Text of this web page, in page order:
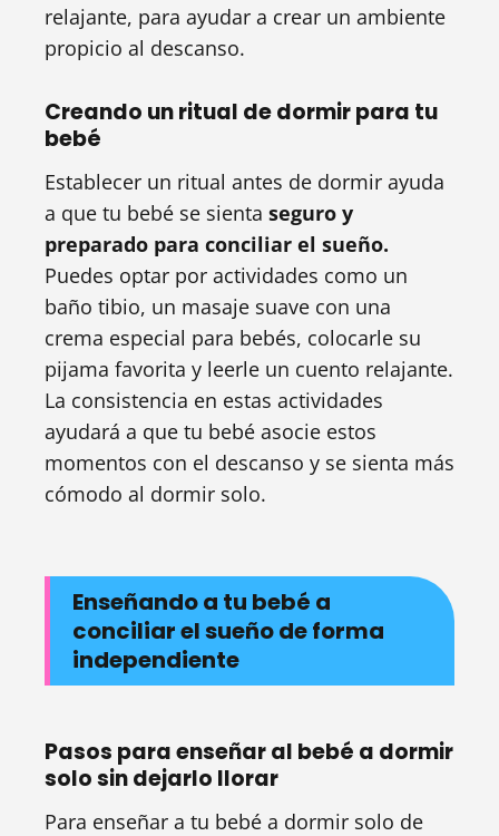
relajante, para ayudar a crear un ambiente
propicio al descanso.
Creando un ritual de dormir para tu
bebé
Establecer un ritual antes de dormir ayuda
a que tu bebé se sienta seguro y
preparado para conciliar el sueño.
Puedes optar por actividades como un
baño tibio, un masaje suave con una
crema especial para bebés, colocarle su
pijama favorita y leerle un cuento relajante.
La consistencia en estas actividades
ayudará a que tu bebé asocie estos
momentos con el descanso y se sienta más
cómodo al dormir solo.
Enseñando a tu bebé a
conciliar el sueño de forma
independiente
Pasos para enseñar al bebé a dormir
solo sin dejarlo llorar
Para enseñar a tu bebé a dormir solo de